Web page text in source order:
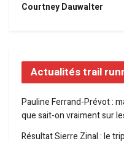
Courtney Dauwalter
Actualités trail
Pauline Ferrand-Prévot :
que sait-on vraiment sur
Résultat Sierre Zinal : le